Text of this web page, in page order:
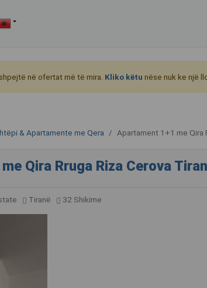
në ofertat më të mira. Kliko këtu nëse nuk ke një
& Apartamente me Qera Apartament 1+1 me Qira
Qira Rruga Riza Cerova
Tiranë 32 Shikime